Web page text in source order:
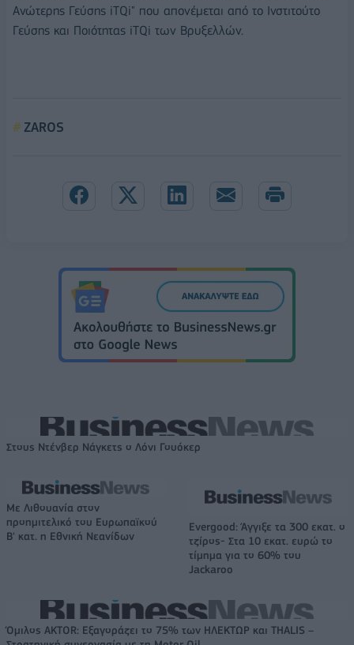
Ανώτερης Γεύσης iTQi" που απονέμεται από το Ινστιτούτο
Γεύσης και Ποιότητας iTQi των Βρυξελλών.
ZAROS
Στους Ντένβερ Νάγκετς ο Λόνι Γουόκερ
Με Λιθουανία στον
προημιτελικό του Ευρωπαϊκού
Β' κατ. η Εθνική Νεανίδων
Evergood: Άγγιξε τα 300 εκατ. ο
τζίρος- Στα 10 εκατ. ευρώ το
τίμημα για το 60% του
Jackaroo
Όμιλος AKTOR: Εξαγοράζει το 75% των ΗΛΕΚΤΩΡ και THALIS –